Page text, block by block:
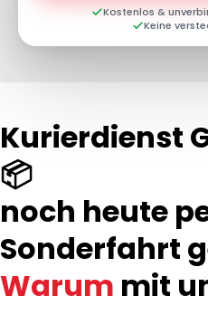
Kostenlos &
Keine
Kurierdienst
📦
noch heute
Sonderfahrt
Warum mit